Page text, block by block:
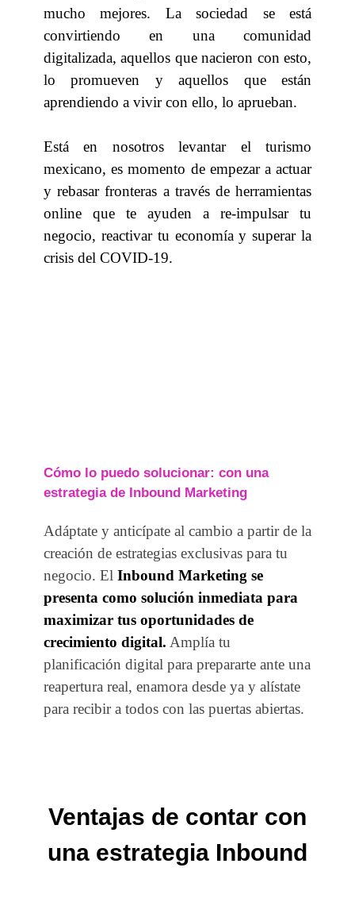
mucho mejores. La sociedad se está
convirtiendo en una comunidad
digitalizada, aquellos que nacieron con esto,
lo promueven y aquellos que están
aprendiendo a vivir con ello, lo aprueban.
Está en nosotros levantar el turismo
mexicano, es momento de empezar a actuar
y rebasar fronteras a través de herramientas
online que te ayuden a re-impulsar tu
negocio, reactivar tu economía y superar la
crisis del COVID-19.
Cómo lo puedo solucionar: con una
estrategia de Inbound Marketing
Adáptate y anticípate al cambio a partir de la
creación de estrategias exclusivas para tu
negocio. El Inbound Marketing se
presenta como solución inmediata para
maximizar tus oportunidades de
crecimiento digital. Amplía tu
planificación digital para prepararte ante una
reapertura real, enamora desde ya y alístate
para recibir a todos con las puertas abiertas.
Ventajas de contar con
una estrategia Inbound